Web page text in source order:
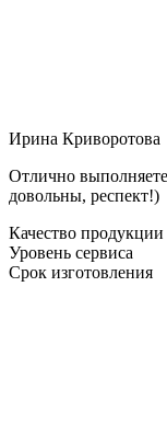
Ирина Криворотова
Отлично
довольны, респект!)
Качество продукции
Уровень сервиса
Срок изготовления